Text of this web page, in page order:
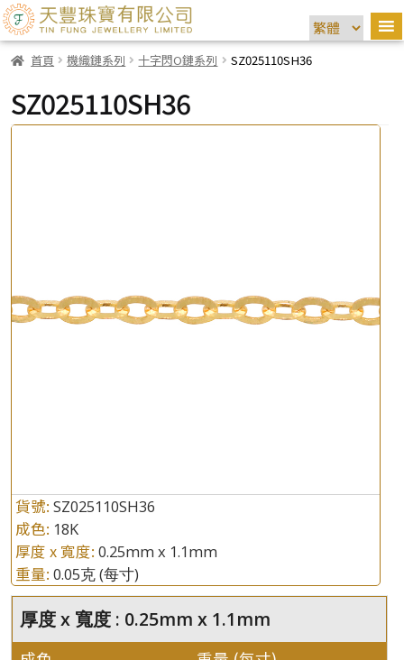
首頁 機織鏈系列 十字閃O鏈系列 SZ025110SH36
SZ025110SH36
貨號: SZ025110SH36
成色: 18K
厚度 x 寬度: 0.25mm x 1.1mm
重量: 0.05克(每寸)
厚度 x 寬度 : 0.25mm x 1.1mm